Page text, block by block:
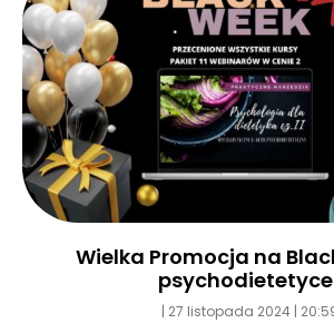
Wielka Promocja na
27 listopada 2024